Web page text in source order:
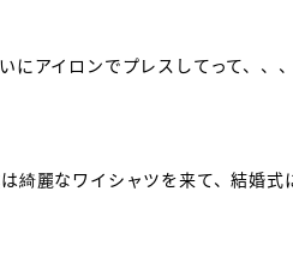
アイロンでプレスしてって、、
麗なワイシャツを来て、結婚式